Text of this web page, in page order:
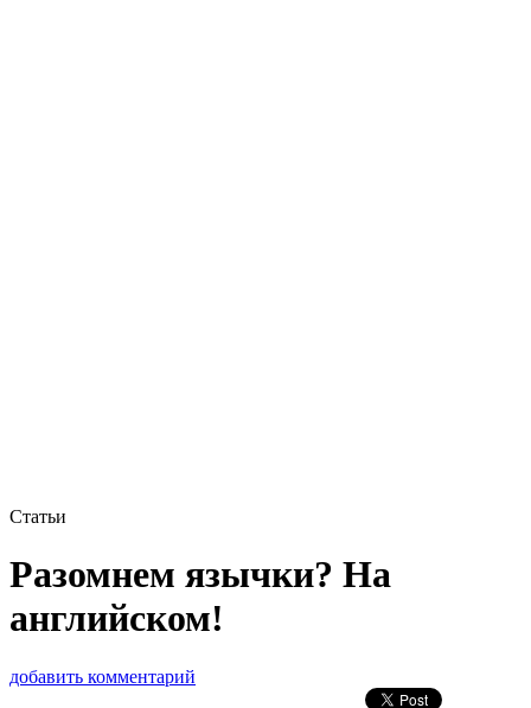
Статьи
Разомнем язычки? На
английском!
добавить комментарий